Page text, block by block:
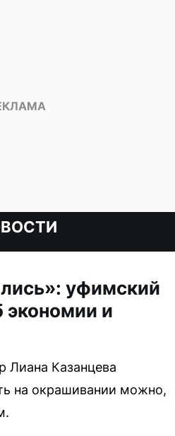
уфимский
экономии и
Лиана Казанцева
на окрашивании можно,